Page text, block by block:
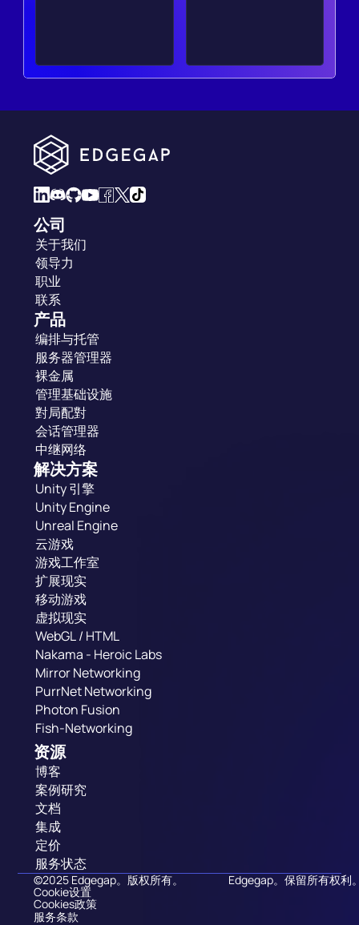
公司
关于我们
领导力
职业
联系
产品
编排与托管
服务器管理器
裸金属
管理基础设施
對局配對
会话管理器
中继网络
解决方案
Unity 引擎
Unity Engine
Unreal Engine
云游戏
游戏工作室
扩展现实
移动游戏
虚拟现实
WebGL / HTML
Nakama - Heroic Labs
Mirror Networking
PurrNet Networking
Photon Fusion
Fish-Networking
资源
博客
案例研究
文档
集成
定价
服务状态
©2025 Edgegap。版权所有。 Edgegap。保留所有权利
Cookie设置
Cookies政策
服务条款